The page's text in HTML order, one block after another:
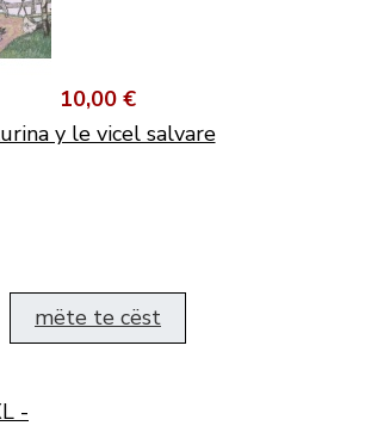
10,00 €
y le vicel salvare
mëte te cëst